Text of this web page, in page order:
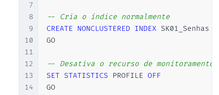
7
8
9
10
11
12
13
14
-- Cria o índice normalmente
CREATE NONCLUSTERED INDEX SK01_Senhas
GO
-- Desativa o recurso de monitoramento
SET STATISTICS PROFILE OFF
GO